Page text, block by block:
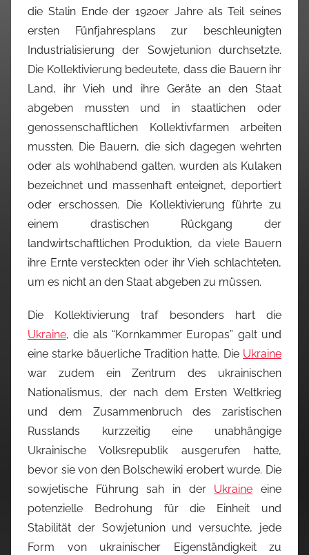
die Stalin Ende der 1920er Jahre als Teil seines
ersten Fünfjahresplans zur beschleunigten
Industrialisierung der Sowjetunion durchsetzte.
Die Kollektivierung bedeutete, dass die Bauern ihr
Land, ihr Vieh und ihre Geräte an den Staat
abgeben mussten und in staatlichen oder
genossenschaftlichen Kollektivfarmen arbeiten
mussten. Die Bauern, die sich dagegen wehrten
oder als wohlhabend galten, wurden als Kulaken
bezeichnet und massenhaft enteignet, deportiert
oder erschossen. Die Kollektivierung führte zu
einem drastischen Rückgang der
landwirtschaftlichen Produktion, da viele Bauern
ihre Ernte versteckten oder ihr Vieh schlachteten,
um es nicht an den Staat abgeben zu müssen.
Die Kollektivierung traf besonders hart die
Ukraine, die als “Kornkammer Europas” galt und
eine starke bäuerliche Tradition hatte. Die Ukraine
war zudem ein Zentrum des ukrainischen
Nationalismus, der nach dem Ersten Weltkrieg
und dem Zusammenbruch des zaristischen
Russlands kurzzeitig eine unabhängige
Ukrainische Volksrepublik ausgerufen hatte,
bevor sie von den Bolschewiki erobert wurde. Die
sowjetische Führung sah in der Ukraine eine
potenzielle Bedrohung für die Einheit und
Stabilität der Sowjetunion und versuchte, jede
Form von ukrainischer Eigenständigkeit zu